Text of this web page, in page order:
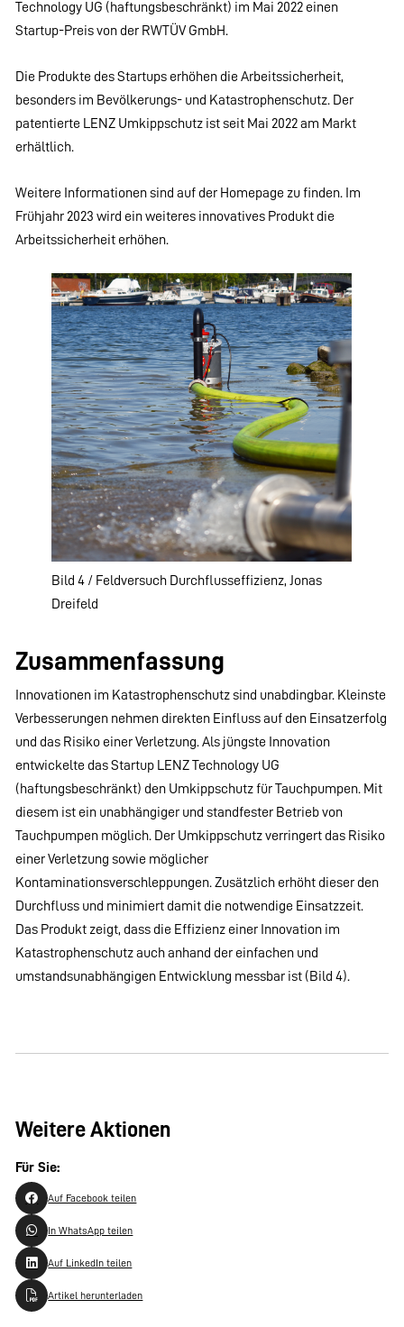
Technology UG (haftungsbeschränkt) im Mai 2022 einen
Startup-Preis von der RWTÜV GmbH.
Die Produkte des Startups erhöhen die Arbeitssicherheit,
besonders im Bevölkerungs- und Katastrophenschutz. Der
patentierte LENZ Umkippschutz ist seit Mai 2022 am Markt
erhältlich.
Weitere Informationen sind auf der Homepage zu finden. Im
Frühjahr 2023 wird ein weiteres innovatives Produkt die
Arbeitssicherheit erhöhen.
Bild 4 / Feldversuch Durchflusseffizienz, Jonas
Dreifeld
Zusammenfassung
Innovationen im Katastrophenschutz sind unabdingbar. Kleinste
Verbesserungen nehmen direkten Einfluss auf den Einsatzerfolg
und das Risiko einer Verletzung. Als jüngste Innovation
entwickelte das Startup LENZ Technology UG
(haftungsbeschränkt) den Umkippschutz für Tauchpumpen. Mit
diesem ist ein unabhängiger und standfester Betrieb von
Tauchpumpen möglich. Der Umkippschutz verringert das Risiko
einer Verletzung sowie möglicher
Kontaminationsverschleppungen. Zusätzlich erhöht dieser den
Durchfluss und minimiert damit die notwendige Einsatzzeit.
Das Produkt zeigt, dass die Effizienz einer Innovation im
Katastrophenschutz auch anhand der einfachen und
umstandsunabhängigen Entwicklung messbar ist (Bild 4).
Weitere Aktionen
Für Sie:
Auf Facebook teilen
In WhatsApp teilen
Auf LinkedIn teilen
Artikel herunterladen